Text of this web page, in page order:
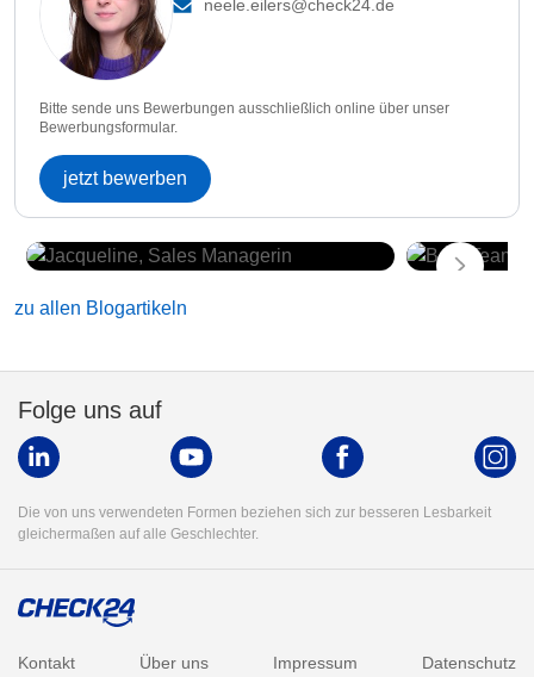
neele.eilers@check24.de
Bitte sende uns Bewerbungen ausschließlich online über unser
Bewerbungsformular.
jetzt bewerben
zu allen Blogartikeln
Folge uns auf
Die von uns verwendeten Formen beziehen sich zur besseren Lesbarkeit
gleichermaßen auf alle Geschlechter.
Kontakt Über uns Impressum Datenschutz